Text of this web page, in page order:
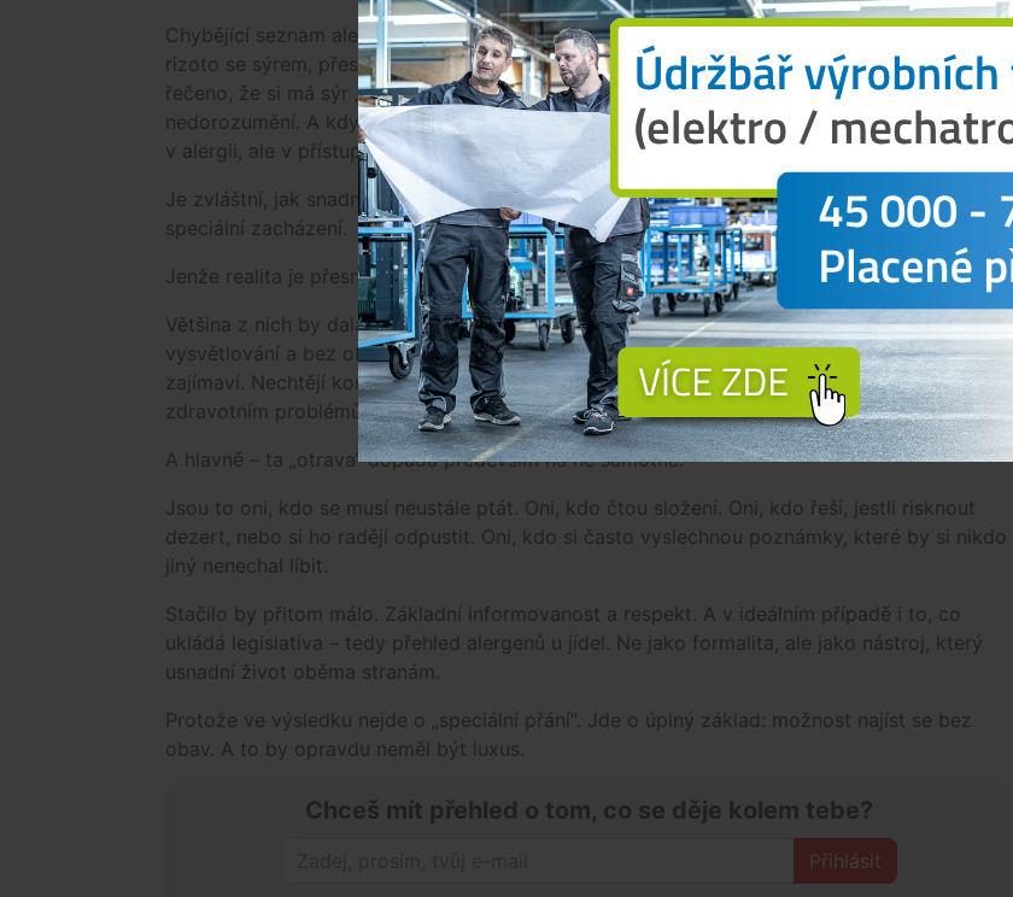
Chybějící seznam alergenů u jídel situaci zbytečně komplikoval. A když pak host dostane
rizoto se sýrem, přestože upozorní na alergii na mléko, něco je špatně. Když je mu následně
řečeno, že si má sýr „vybrat“, a nakonec se ukáže, že jde o smetanové rizoto, už nejde jen o
nedorozumění. A když k tomu přibudou rýpavé poznámky a ironie při odjezdu, problém není
v alergii, ale v přístupu.
Je zvláštní, jak snadno vzniká dojem, že lidé s alergiemi „otravují“, že si vymýšlí, že chtějí
speciální zacházení.
Jenže realita je přesně opačná.
Většina z nich by dala cokoliv za to, aby si mohla objednat jídlo bez přemýšlení. Bez
vysvětlování a bez obav, jestli v omáčce není smetana nebo v dresinku sója. Nechtějí být
zajímaví. Nechtějí komplikovat práci kuchařům ani servírkám. Jen se snaží předejít
zdravotním problémům, které mohou být od nepříjemných až po vážné.
A hlavně – ta „otrava“ dopadá především na ně samotné.
Jsou to oni, kdo se musí neustále ptát. Oni, kdo čtou složení. Oni, kdo řeší, jestli risknout
dezert, nebo si ho raději odpustit. Oni, kdo si často vyslechnou poznámky, které by si nikdo
jiný nenechal líbit.
Stačilo by přitom málo. Základní informovanost a respekt. A v ideálním případě i to, co
ukládá legislativa – tedy přehled alergenů u jídel. Ne jako formalita, ale jako nástroj, který
usnadní život oběma stranám.
Protože ve výsledku nejde o „speciální přání“. Jde o úplný základ: možnost najíst se bez
obav. A to by opravdu neměl být luxus.
Chceš mít přehled o tom, co se děje kolem tebe?
Přihlásit